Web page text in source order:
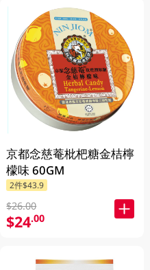
京都念慈菴枇杷糖金桔檸
檬味 60GM
2件$43.9
$26.00
$24.00